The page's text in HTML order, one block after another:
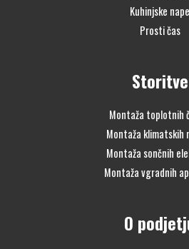
Kuhinjske nape
Prosti čas
Storitve
Montaža toplotnih
Montaža klimatskih
Montaža sončnih
Montaža vgradnih
O